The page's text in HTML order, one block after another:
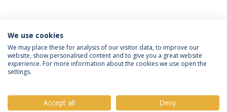
Categories:
Mestrado em Enfermagem
Provas Públicas
Privacy Policy
We use cookies
We may place these for analysis of our visitor data, to improve our
website, show personalised content and to give you a great website
experience. For more information about the cookies we use open the
settings.
Accept all Deny